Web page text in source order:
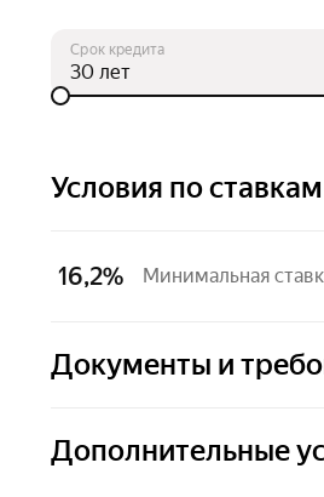
Срок кредита
лет
Условия по ставкам
16,2% Минимальная
Документы и
Подтверждение
Дополнительные